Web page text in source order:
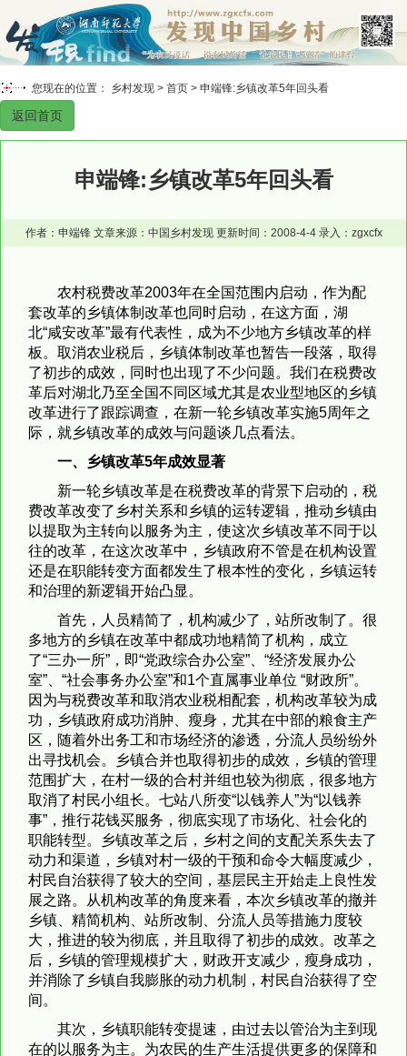
您现在的位置： 乡村发现 > 首页 > 申端锋:乡镇改革5年回头看
返回首页
申端锋:乡镇改革5年回头看
作者：申端锋 文章来源：中国乡村发现 更新时间：2008-4-4 录入：zgxcfx
农村税费改革2003年在全国范围内启动，作为配
套改革的乡镇体制改革也同时启动，在这方面，湖
北“咸安改革”最有代表性，成为不少地方乡镇改革的样
板。取消农业税后，乡镇体制改革也暂告一段落，取得
了初步的成效，同时也出现了不少问题。我们在税费改
革后对湖北乃至全国不同区域尤其是农业型地区的乡镇
改革进行了跟踪调查，在新一轮乡镇改革实施5周年之
际，就乡镇改革的成效与问题谈几点看法。
一、乡镇改革5年成效显著
新一轮乡镇改革是在税费改革的背景下启动的，税
费改革改变了乡村关系和乡镇的运转逻辑，推动乡镇由
以提取为主转向以服务为主，使这次乡镇改革不同于以
往的改革，在这次改革中，乡镇政府不管是在机构设置
还是在职能转变方面都发生了根本性的变化，乡镇运转
和治理的新逻辑开始凸显。
首先，人员精简了，机构减少了，站所改制了。很
多地方的乡镇在改革中都成功地精简了机构，成立
了“三办一所”，即“党政综合办公室”、“经济发展办公
室”、“社会事务办公室”和1个直属事业单位 “财政所”。
因为与税费改革和取消农业税相配套，机构改革较为成
功，乡镇政府成功消肿、瘦身，尤其在中部的粮食主产
区，随着外出务工和市场经济的渗透，分流人员纷纷外
出寻找机会。乡镇合并也取得初步的成效，乡镇的管理
范围扩大，在村一级的合村并组也较为彻底，很多地方
取消了村民小组长。七站八所变“以钱养人”为“以钱养
事”，推行花钱买服务，彻底实现了市场化、社会化的
职能转型。乡镇改革之后，乡村之间的支配关系失去了
动力和渠道，乡镇对村一级的干预和命令大幅度减少，
村民自治获得了较大的空间，基层民主开始走上良性发
展之路。从机构改革的角度来看，本次乡镇改革的撤并
乡镇、精简机构、站所改制、分流人员等措施力度较
大，推进的较为彻底，并且取得了初步的成效。改革之
后，乡镇的管理规模扩大，财政开支减少，瘦身成功，
并消除了乡镇自我膨胀的动力机制，村民自治获得了空
间。
其次，乡镇职能转变提速，由过去以管治为主到现
在的以服务为主。为农民的生产生活提供更多的保障和